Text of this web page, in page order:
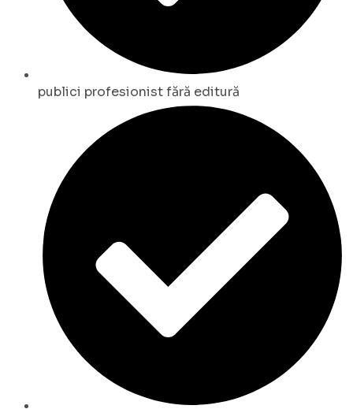
publici profesionist fără editură